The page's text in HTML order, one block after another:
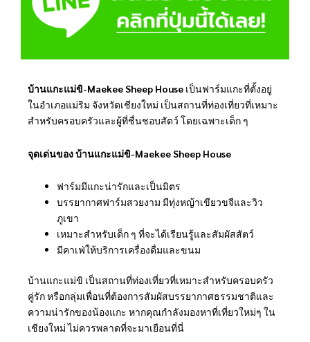
บ้านแกะแม่ขิ-Maekee Sheep House เป็นฟาร์มแกะที่ตั้งอยู่
ในอำเภอแม่ริม จังหวัดเชียงใหม่ เป็นสถานที่ท่องเที่ยวที่เหมาะ
สำหรับครอบครัวและผู้ที่ชื่นชอบสัตว์ โดยเฉพาะเด็ก ๆ
จุดเด่นของ บ้านแกะแม่ขิ-Maekee Sheep House
ฟาร์มมีแกะน่ารักและเป็นมิตร
บรรยากาศฟาร์มสวยงาม มีทุ่งหญ้าเขียวขจีและวิว
ภูเขา
เหมาะสำหรับเด็ก ๆ ที่จะได้เรียนรู้และสัมผัสสัตว์
มีคาเฟ่ให้บริการเครื่องดื่มและขนม
บ้านแกะแม่ขิ เป็นสถานที่ท่องเที่ยวที่เหมาะสำหรับครอบครัว
คู่รัก หรือกลุ่มเพื่อนที่ต้องการสัมผัสบรรยากาศธรรมชาติและ
ความน่ารักของน้องแกะ หากคุณกำลังมองหาที่เที่ยวใหม่ๆ ใน
เชียงใหม่ ไม่ควรพลาดที่จะมาเยือนที่นี่